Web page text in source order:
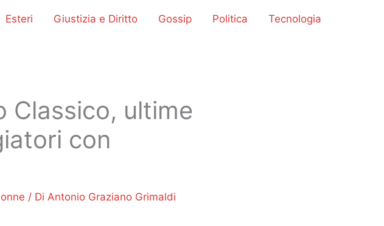
Esteri Giustizia e Diritto Gossip Politica
Tecnologia
Classico, ultime
con
/ Di Antonio Graziano Grimaldi